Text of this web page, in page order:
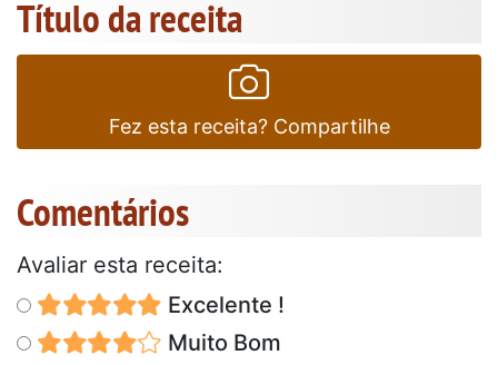
Título da receita
Fez esta receita? Compartilhe
Comentários
Avaliar esta receita:
Excelente !
Muito Bom